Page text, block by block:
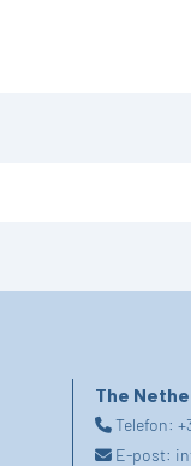
The
Telefon:
E-post: